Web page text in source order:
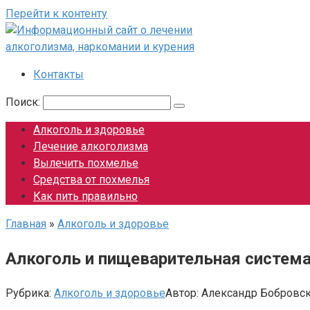
Перейти к контенту
Контакты
Поиск:
Алкоголь и здоровье
Лечение алкоголизма
Вылечить похмелье
Средства от похмелья
Как пить правильно
Главная » Алкоголь и здоровье
Алкоголь и пищеварительная
Рубрика: Алкоголь и здоровьеАвтор: Александр